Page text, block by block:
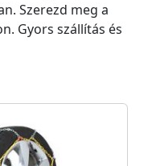
Szerezd meg a
Gyors szállítás és